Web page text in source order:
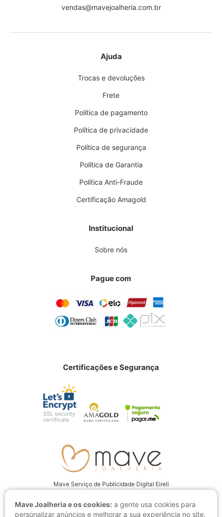
Mave Joalheria e os cookies: a gente usa cookies para
personalizar anúncios e melhorar a sua experiência no site.
vendas@mavejoalheria.com.br
Ajuda
Trocas e devoluções
Frete
Política de pagamento
Política de privacidade
Política de segurança
Política de Garantia
Política Anti-Fraude
Certificação Amagold
Institucional
Sobre nós
Pague com
Certificações e Segurança
Mave Serviço de Publicidade Digital Eireli
Av. Juscelino Kubitschek, 4001 CEP: 15093-280, São José do Rio Preto
- SP